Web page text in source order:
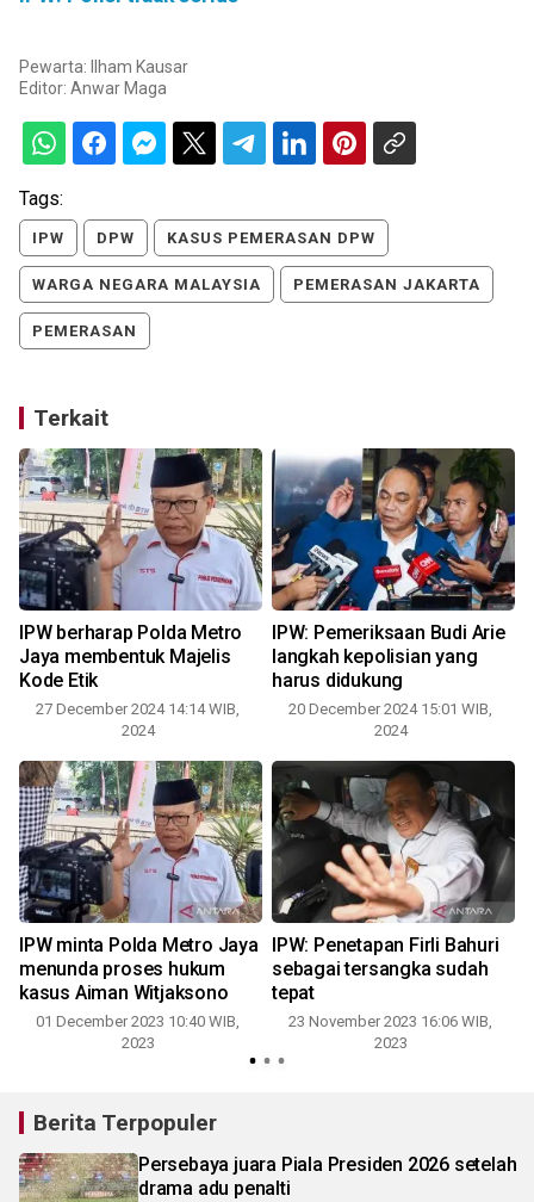
Pewarta: Ilham Kausar
Editor: Anwar Maga
Tags:
IPW DPW KASUS PEMERASAN DPW
WARGA NEGARA MALAYSIA PEMERASAN JAKARTA
PEMERASAN
Terkait
IPW berharap Polda Metro
Jaya membentuk Majelis
Kode Etik
27 December 2024 14:14 WIB,
2024
IPW: Pemeriksaan Budi Arie
langkah kepolisian yang
harus didukung
20 December 2024 15:01 WIB,
2024
IPW minta Polda Metro Jaya
menunda proses hukum
kasus Aiman Witjaksono
01 December 2023 10:40 WIB,
2023
IPW: Penetapan Firli Bahuri
sebagai tersangka sudah
tepat
23 November 2023 16:06 WIB,
2023
Berita Terpopuler
Persebaya juara Piala Presiden 2026 setelah
drama adu penalti